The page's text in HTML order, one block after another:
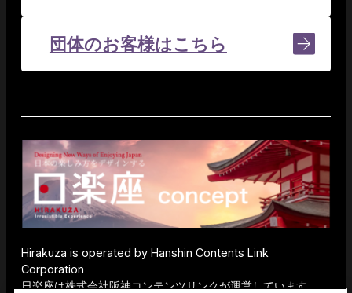
団体のお客様はこちら
Hirakuza is operated by Hanshin Contents Link
Corporation
日楽座は株式会社阪神コンテンツリンクが運営しています。